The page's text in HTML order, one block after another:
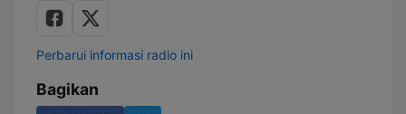
Perbarui informasi radio ini
Bagikan